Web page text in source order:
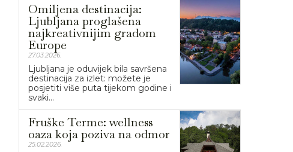
Omiljena destinacija:
Ljubljana proglašena
najkreativnijim gradom
Europe
27.03.2026.
Ljubljana je oduvijek bila savršena
destinacija za izlet: možete je
posjetiti više puta tijekom godine i
svaki...
Fruške Terme: wellness
oaza koja poziva na odmor
25.02.2026.